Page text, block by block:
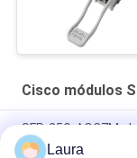
Cisco módulos
SFP-25G-AOC7M=
basan en el factor
Laura